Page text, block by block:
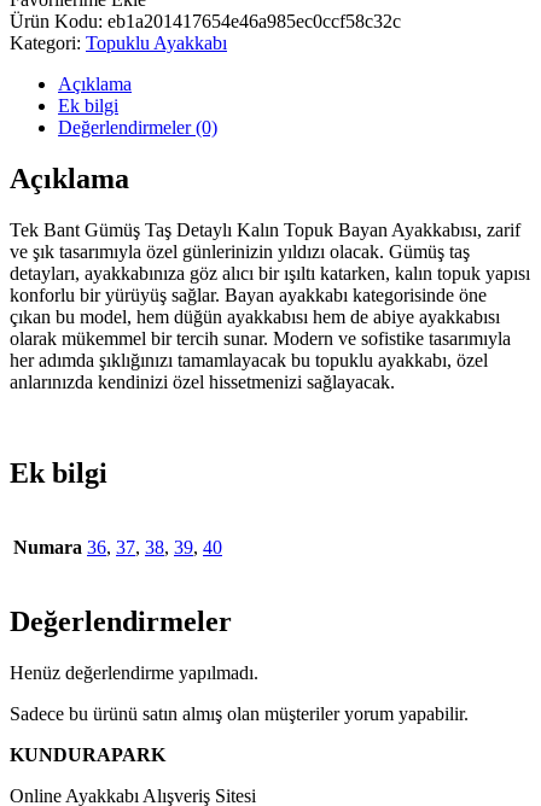
Ürün Kodu: eb1a201417654e46a985ec0ccf58c32c
Kategori: Topuklu Ayakkabı
Açıklama
Ek bilgi
Değerlendirmeler (0)
Açıklama
Tek Bant Gümüş Taş Detaylı Kalın Topuk Bayan Ayakkabısı, zarif
ve şık tasarımıyla özel günlerinizin yıldızı olacak. Gümüş taş
detayları, ayakkabınıza göz alıcı bir ışıltı katarken, kalın topuk yapısı
konforlu bir yürüyüş sağlar. Bayan ayakkabı kategorisinde öne
çıkan bu model, hem düğün ayakkabısı hem de abiye ayakkabısı
olarak mükemmel bir tercih sunar. Modern ve sofistike tasarımıyla
her adımda şıklığınızı tamamlayacak bu topuklu ayakkabı, özel
anlarınızda kendinizi özel hissetmenizi sağlayacak.
Ek bilgi
Numara 36, 37, 38, 39, 40
Değerlendirmeler
Henüz değerlendirme yapılmadı.
Sadece bu ürünü satın almış olan müşteriler yorum yapabilir.
KUNDURAPARK
Online Ayakkabı Alışveriş Sitesi